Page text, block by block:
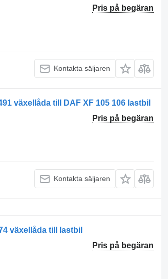
Pris på begäran
Kontakta säljaren
växellåda till DAF XF 105 106 lastbil
Pris på begäran
Kontakta säljaren
växellåda till lastbil
Pris på begäran